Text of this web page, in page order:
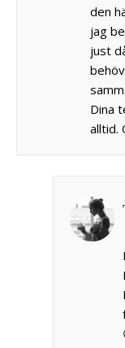
den
jag
just
Dina
alltid.